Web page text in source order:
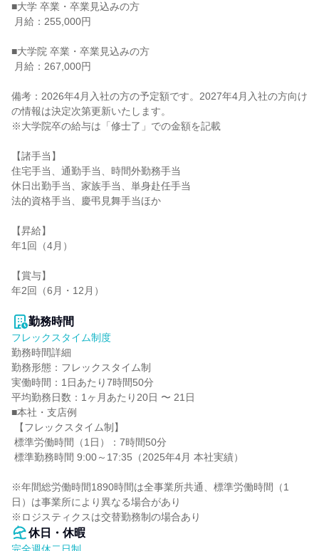
■大学 卒業・卒業見込みの方
■大学院 卒業・卒業見込みの方
備考：2026年4月入社の方の予定額です。2027年4月入社の方向け
の情報は決定次第更新いたします。
※大学院卒の給与は「修士了」での金額を記載
【諸手当】
住宅手当、通勤手当、時間外勤務手当
休日出勤手当、家族手当、単身赴任手当
法的資格手当、慶弔見舞手当ほか
【昇給】
年1回（4月）
【賞与】
年2回（6月・12月）
勤務時間
フレックスタイム制度
勤務時間詳細
勤務形態：フレックスタイム制
実働時間：1日あたり7時間50分
平均勤務日数：1ヶ月あたり20日 〜 21日
■本社・支店例
※年間総労働時間1890時間は全事業所共通、標準労働時間（1
日）は事業所により異なる場合があり
※ロジスティクスは交替勤務制の場合あり
休日・休暇